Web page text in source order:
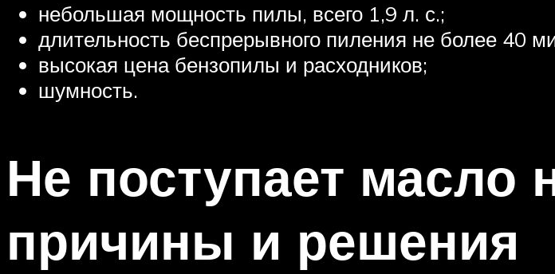
небольшая мощность пилы, всего 1,9 л. с.;
длительность беспрерывного пиления не более 40
высокая цена бензопилы и расходников;
шумность.
Не поступает масло
причины и решения